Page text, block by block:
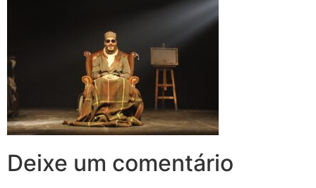
Deixe um comentário